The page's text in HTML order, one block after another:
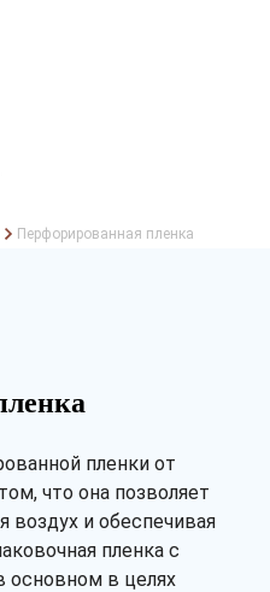
Перфорированная пленка
пленки от
что она позволяет
воздух и обеспечивая
пленка с
основном в целях